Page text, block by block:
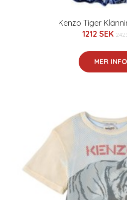
Kenzo Tiger
1212 SEK
MER